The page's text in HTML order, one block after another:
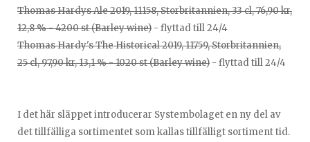
Thomas Hardys Ale 2019, 11158, Storbritannien, 33 cl, 76,90 kr,
12,8 % - 4200 st (Barley wine) - flyttad till 24/4
Thomas Hardy's The Historical 2019, 11759, Storbritannien,
25 cl, 97,90 kr, 13,1 % - 1020 st (Barley wine) - flyttad till 24/4
I det här släppet introducerar Systembolaget en ny del av
det tillfälliga sortimentet som kallas tillfälligt sortiment tid.